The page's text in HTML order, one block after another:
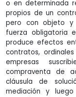
o en determinada
propios de un
pero con objeto y
fuerza obligatoria
produce efectos
contratos,
empresas
compraventa de
cláusula de
mediación y